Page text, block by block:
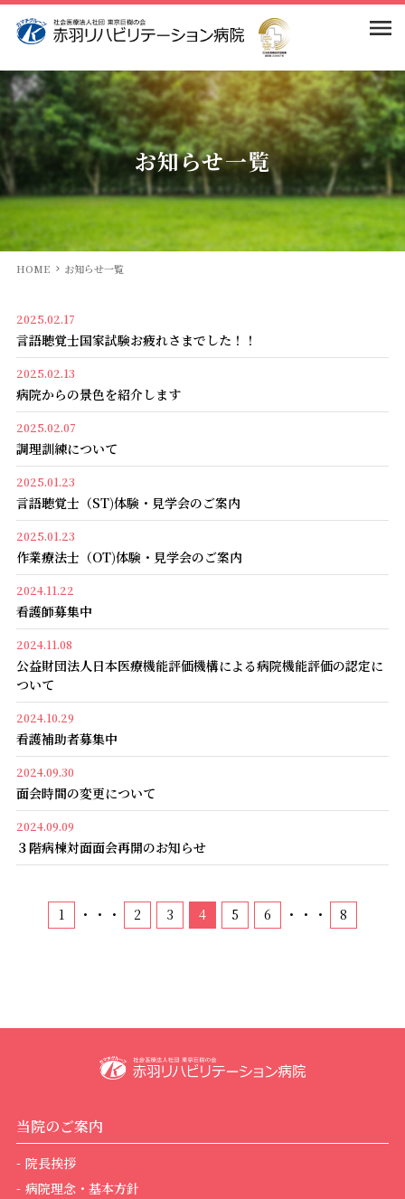
当院のご案内
院長挨拶
病院理念・基本方針
患者様の権利・義務・ペイシェントハラスメントに
対する基本方針
病院概要
「巨樹の会」 由来と歩み
回復期リハとは
当院での取組み
館内案内
広報物
実績紹介
学会発表
研究オプトアウト
院内掲示事項
入院案内
入院のご案内
相談窓口
診断書のお申込・手続き
診療情報の開示について
部門紹介
医局
リハビリテーション科
医療連携室
栄養科
薬剤科
医療安全管理部門
感染対策管理部門
求人情報
お知らせ一覧
HOME お知らせ一覧
2025.02.17
言語聴覚士国家試験お疲れさまでした！！
2025.02.13
病院からの景色を紹介します
2025.02.07
調理訓練について
2025.01.23
言語聴覚士（ST)体験・見学会のご案内
2025.01.23
作業療法士（OT)体験・見学会のご案内
2024.11.22
看護師募集中
2024.11.08
公益財団法人日本医療機能評価機構による病院機能評価の認定に
ついて
2024.10.29
看護補助者募集中
2024.09.30
面会時間の変更について
2024.09.09
３階病棟対面面会再開のお知らせ
1 ・・・ 2 3 4 5 6 ・・・ 8
当院のご案内
院長挨拶
病院理念・基本方針